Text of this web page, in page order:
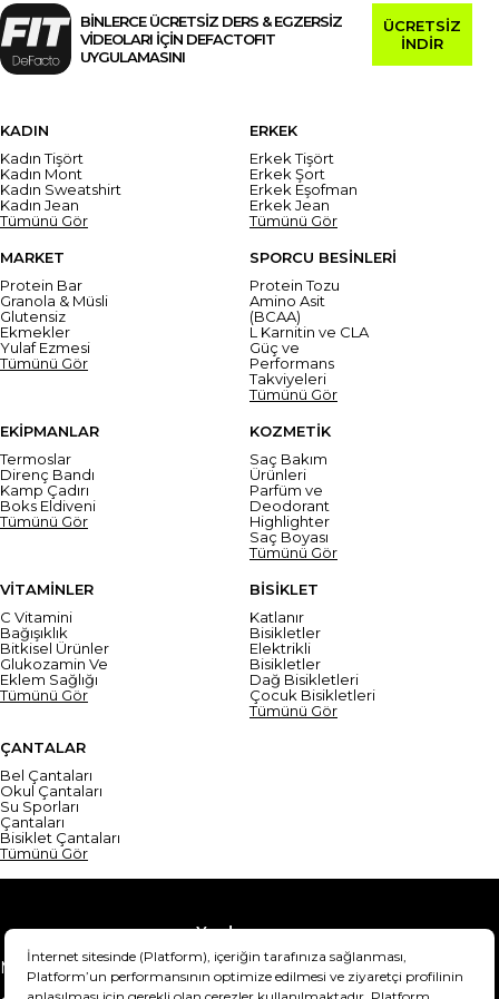
BİNLERCE ÜCRETSİZ DERS & EGZERSİZ
VİDEOLARI İÇİN DEFACTOFIT
UYGULAMASINI
ÜCRETSİZ
İNDİR
KADIN
Kadın Tişört
Kadın Mont
Kadın Sweatshirt
Kadın Jean
Tümünü Gör
ERKEK
Erkek Tişört
Erkek Şort
Erkek Eşofman
Erkek Jean
Tümünü Gör
MARKET
Protein Bar
Granola & Müsli
Glutensiz
Ekmekler
Yulaf Ezmesi
Tümünü Gör
SPORCU BESİNLERİ
Protein Tozu
Amino Asit
(BCAA)
L Karnitin ve CLA
Güç ve
Performans
Takviyeleri
Tümünü Gör
EKİPMANLAR
Termoslar
Direnç Bandı
Kamp Çadırı
Boks Eldiveni
Tümünü Gör
KOZMETİK
Saç Bakım
Ürünleri
Parfüm ve
Deodorant
Highlighter
Saç Boyası
Tümünü Gör
VİTAMİNLER
C Vitamini
Bağışıklık
Bitkisel Ürünler
Glukozamin Ve
Eklem Sağlığı
Tümünü Gör
BİSİKLET
Katlanır
Bisikletler
Elektrikli
Bisikletler
Dağ Bisikletleri
Çocuk Bisikletleri
Tümünü Gör
ÇANTALAR
Bel Çantaları
Okul Çantaları
Su Sporları
Çantaları
Bisiklet Çantaları
Tümünü Gör
Yardım
Mesafeli Satış Sözleşmesi
Teslimat Bilgisi